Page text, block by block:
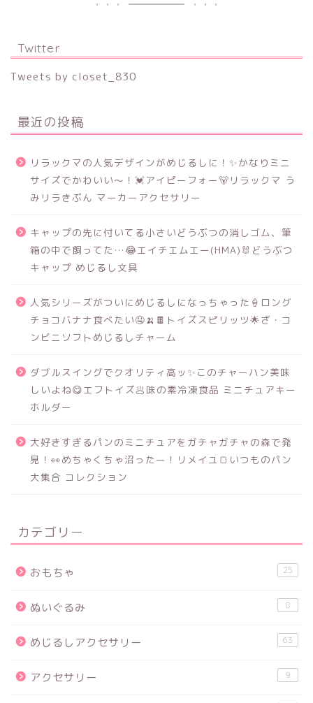
Twitter
Tweets by closet_830
最近の投稿
リラックマの人気デザインがめじるしに！✨かなりミニ
サイズでかわいい～！💓アイピーフォー🐻リラックマ う
みリラきぶん マーカーアクセサリー
キャップの先に付いてる小さいどうぶつの消しゴム、筆
箱の中で飼ってた…😂エイチエムエー(HMA)🐰どうぶつ
キャップ めじるし文具
人気シリーズがついにめじるしになっちゃった🍦ロング
チョコバナナ食べたい🤤🍌🍫トイズスピリッツ🌟ざ・コ
ンビニソフトめじるしチャーム
ダブルスイングでクオリティ高ッ✨このチャーハン美味
しいよね😋エフトイズ🥟味の素冷凍食品 ミニチュアキー
ホルダー
大好きすぎるパンのミニチュアをガチャガチャの森で発
見！👀めちゃくちゃ沼ったー！リメイユ🍞いつものパン
大集合 コレクション
カテゴリー
おもちゃ 25
ぬいぐるみ 8
めじるしアクセサリー 63
アクセサリー 9